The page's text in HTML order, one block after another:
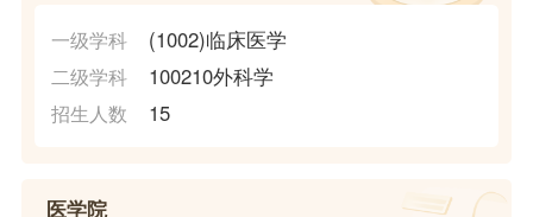
一级学科 (1002)临床医学
二级学科 100210外科学
招生人数 15
医学院